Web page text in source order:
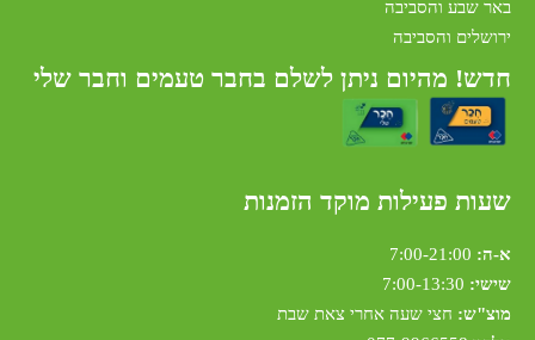
באר שבע והסביבה
ירושלים והסביבה
חדש! מהיום ניתן לשלם בחבר טעמים וחבר שלי
שעות פעילות מוקד הזמנות
א-ה:
שישי: 7:00-13:30
מוצ"ש: חצי שעה אחרי צאת שבת